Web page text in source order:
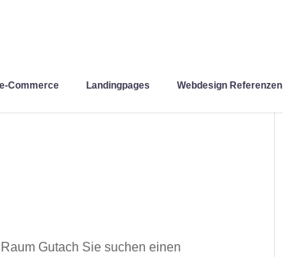
e-Commerce Landingpages Webdesign Referenzen
Gutach Sie suchen einen